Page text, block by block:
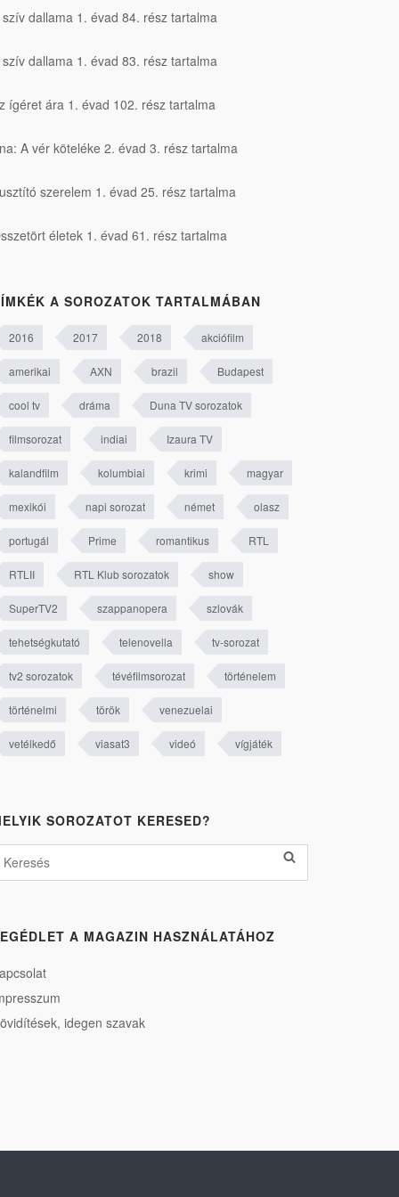
szív dallama 1. évad 84. rész tartalma
szív dallama 1. évad 83. rész tartalma
ígéret ára 1. évad 102. rész tartalma
A vér köteléke 2. évad 3. rész tartalma
szerelem 1. évad 25. rész tartalma
életek 1. évad 61. rész tartalma
A SOROZATOK TARTALMÁBAN
2016 2017 2018 akciófilm
amerikai AXN brazil Budapest
cool tv dráma Duna TV sorozatok
filmsorozat indiai Izaura TV
kalandfilm kolumbiai krimi magyar
mexikói napi sorozat német olasz
portugál Prime romantikus RTL
RTLII RTL Klub sorozatok show
SuperTV2 szappanopera szlovák
tehetségkutató telenovella tv-sorozat
tv2 sorozatok tévéfilmsorozat történelem
történelmi török venezuelai
vetélkedő viasat3 videó vígjáték
SOROZATOT KERESED?
A MAGAZIN HASZNÁLATÁHOZ
idegen szavak